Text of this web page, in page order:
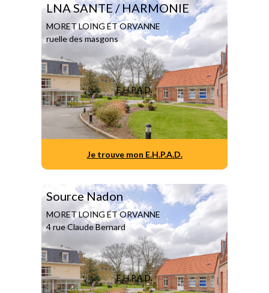
LNA SANTE / HARMONIE
MORET LOING ET ORVANNE
ruelle des masgons
E.H.P.A.D.
Je trouve mon E.H.P.A.D.
Source Nadon
MORET LOING ET ORVANNE
4 rue Claude Bernard
E.H.P.A.D.